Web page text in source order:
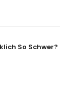
So Schwer?